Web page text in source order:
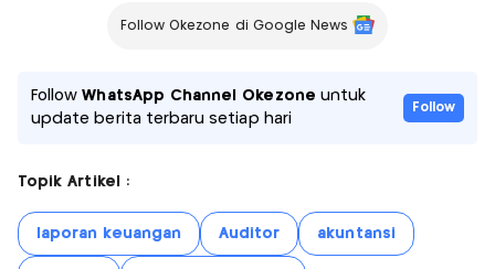
Follow Okezone di Google News
FollowWhatsApp Channel Okezone untuk
update berita terbaru setiap hari
Follow
Topik Artikel :
laporan keuangan Auditor akuntansi